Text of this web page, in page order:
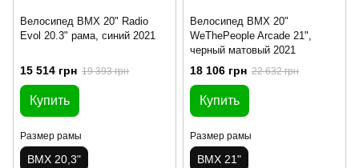
Велосипед BMX 20" Radio
Evol 20.3" рама, синий 2021
15 514 грн 19 393 грн
Купить
Размер рамы
BMX 20,3"
Велосипед BMX 20"
WeThePeople Arcade 21",
черный матовый 2021
18 106 грн 22 632 грн
Купить
Размер рамы
BMX 21"